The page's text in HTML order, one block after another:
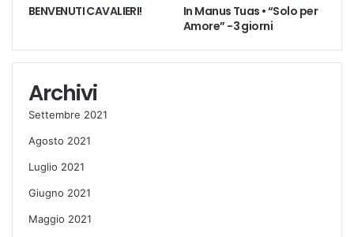
BENVENUTI CAVALIERI!
In Manus Tuas • “Solo per
Amore” -3 giorni
Archivi
Settembre 2021
Agosto 2021
Luglio 2021
Giugno 2021
Maggio 2021